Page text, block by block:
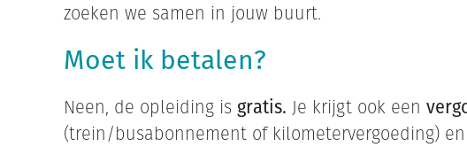
zoeken we samen in jouw buurt.
Moet ik betalen?
Neen, de opleiding is gratis. Je krijgt ook een
(trein/busabonnement of kilometervergoeding)